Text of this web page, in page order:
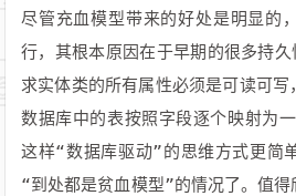
尽管充血模型带来的好处是明显的
行，其根本原因在于早期的很多持久
求实体类的所有属性必须是可读可
数据库中的表按照字段逐个映射为一
这样“数据库驱动”的思维方式更简
“到处都是贫血模型”的情况了。值